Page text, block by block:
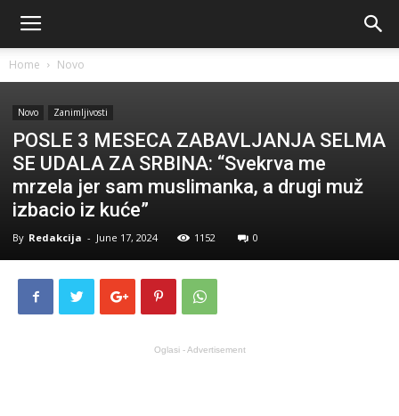
Home Novo
Novo Zanimljivosti
POSLE 3 MESECA ZABAVLJANJA SELMA
SE UDALA ZA SRBINA: “Svekrva me
mrzela jer sam muslimanka, a drugi muž
izbacio iz kuće”
By Redakcija - June 17, 2024 1152 0
Oglasi - Advertisement